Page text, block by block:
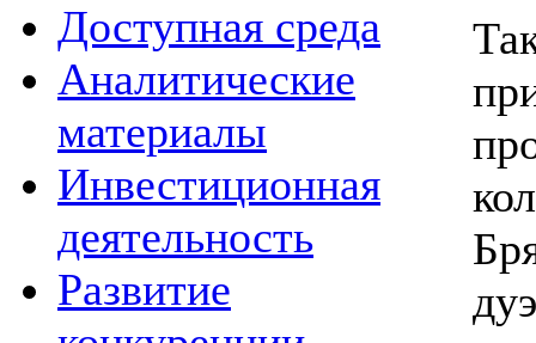
Доступная среда
Аналитические
материалы
Инвестиционная
деятельность
Развитие